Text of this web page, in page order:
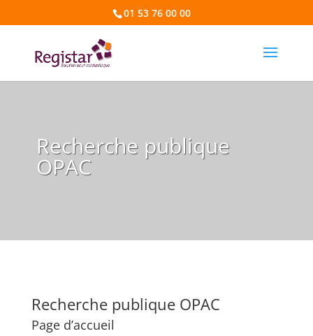
01 53 76 00 00
Recherche publique
OPAC
Recherche publique OPAC
Page d’accueil